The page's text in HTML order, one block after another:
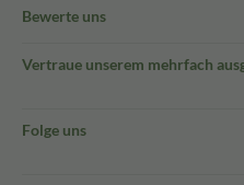
Bewerte uns
Vertraue unserem mehrfach
Folge uns